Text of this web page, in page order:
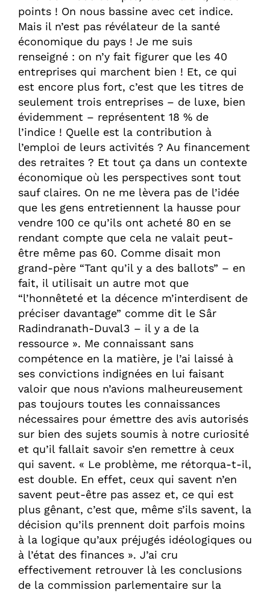
points ! On nous bassine avec cet indice.
Mais il n’est pas révélateur de la santé
économique du pays ! Je me suis
renseigné : on n’y fait figurer que les 40
entreprises qui marchent bien ! Et, ce qui
est encore plus fort, c’est que les titres de
seulement trois entreprises – de luxe, bien
évidemment – représentent 18 % de
l’indice ! Quelle est la contribution à
l’emploi de leurs activités ? Au financement
des retraites ? Et tout ça dans un contexte
économique où les perspectives sont tout
sauf claires. On ne me lèvera pas de l’idée
que les gens entretiennent la hausse pour
vendre 100 ce qu’ils ont acheté 80 en se
rendant compte que cela ne valait peut-
être même pas 60. Comme disait mon
grand-père “Tant qu’il y a des ballots” – en
fait, il utilisait un autre mot que
“l’honnêteté et la décence m’interdisent de
préciser davantage” comme dit le Sâr
Radindranath-Duval3 – il y a de la
ressource ». Me connaissant sans
compétence en la matière, je l’ai laissé à
ses convictions indignées en lui faisant
valoir que nous n’avions malheureusement
pas toujours toutes les connaissances
nécessaires pour émettre des avis autorisés
sur bien des sujets soumis à notre curiosité
et qu’il fallait savoir s’en remettre à ceux
qui savent. « Le problème, me rétorqua-t-il,
est double. En effet, ceux qui savent n’en
savent peut-être pas assez et, ce qui est
plus gênant, c’est que, même s’ils savent, la
décision qu’ils prennent doit parfois moins
à la logique qu’aux préjugés idéologiques ou
à l’état des finances ». J’ai cru
effectivement retrouver là les conclusions
de la commission parlementaire sur la